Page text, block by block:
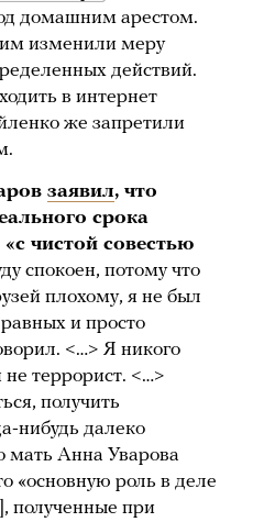
домашним арестом.
изменили меру
действий.
в интернет
же запретили
заявил, что
срока
чистой совестью
спокоен, потому что
плохому, я не был
и просто
<…> Я никого
не террорист. <…>
получить
нибудь далеко
мать Анна Уварова
«основную роль в деле
полученные при